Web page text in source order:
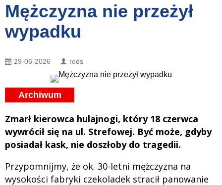
Mężczyzna nie przeżył
wypadku
29-06-2026 reds
Archiwum
Zmarł kierowca hulajnogi, który 18 czerwca
wywrócił się na ul. Strefowej. Być może, gdyby
posiadał kask, nie doszłoby do tragedii.
Przypomnijmy, że ok. 30-letni mężczyzna na
wysokości fabryki czekoladek stracił panowanie